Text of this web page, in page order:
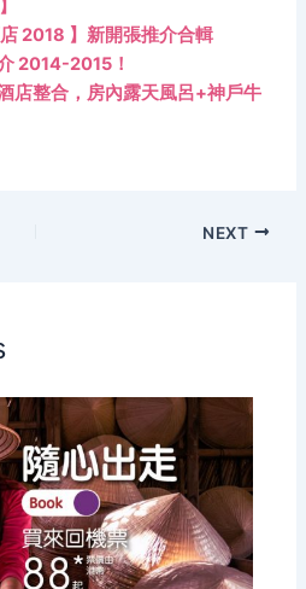
2018 】新開張推介合輯
2014-2015！
店整合，房內露天風呂+神戶牛
NEXT